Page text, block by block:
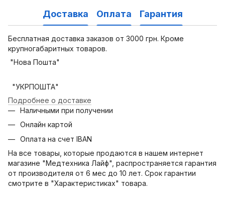
Доставка Оплата Гарантия
Бесплатная доставка заказов от 3000 грн. Кроме
крупногабаритных товаров.
"Нова Пошта"
"УКРПОШТА"
Подробнее о доставке
Наличными при получении
Онлайн картой
Оплата на счет IBAN
На все товары, которые продаются в нашем интернет
магазине "Медтехника Лайф", распространяется гарантия
от производителя от 6 мес до 10 лет. Срок гарантии
смотрите в "Характеристиках" товара.